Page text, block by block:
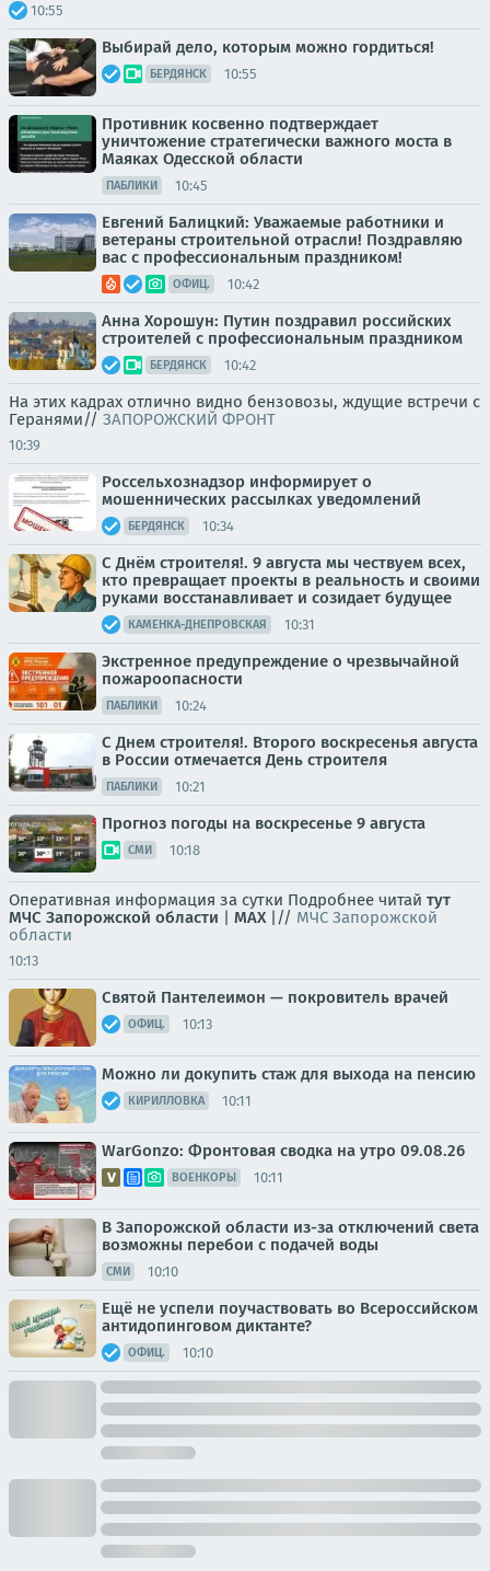
10:55
Выбирай дело, которым можно гордиться!
БЕРДЯНСК 10:55
Противник косвенно подтверждает
уничтожение стратегически важного моста в
Маяках Одесской области
ПАБЛИКИ 10:45
Евгений Балицкий: Уважаемые работники и
ветераны строительной отрасли! Поздравляю
вас с профессиональным праздником!
ОФИЦ. 10:42
Анна Хорошун: Путин поздравил российских
строителей с профессиональным праздником
БЕРДЯНСК 10:42
На этих кадрах отлично видно бензовозы, ждущие встречи с
Геранями// ЗАПОРОЖСКИЙ ФРОНТ
10:39
Россельхознадзор информирует о
мошеннических рассылках уведомлений
БЕРДЯНСК 10:34
С Днём строителя!. 9 августа мы чествуем всех,
кто превращает проекты в реальность и своими
руками восстанавливает и созидает будущее
КАМЕНКА-ДНЕПРОВСКАЯ 10:31
Экстренное предупреждение о чрезвычайной
пожароопасности
ПАБЛИКИ 10:24
С Днем строителя!. Второго воскресенья августа
в России отмечается День строителя
ПАБЛИКИ 10:21
Прогноз погоды на воскресенье 9 августа
СМИ 10:18
Оперативная информация за сутки Подробнее читай тут
МЧС Запорожской области | MAX|// МЧС Запорожской
области
10:13
Святой Пантелеимон — покровитель врачей
ОФИЦ. 10:13
Можно ли докупить стаж для выхода на пенсию
КИРИЛЛОВКА 10:11
WarGonzo: Фронтовая сводка на утро 09.08.26
ВОЕНКОРЫ 10:11
В Запорожской области из-за отключений света
возможны перебои с подачей воды
СМИ 10:10
Ещё не успели поучаствовать во Всероссийском
антидопинговом диктанте?
ОФИЦ. 10:10